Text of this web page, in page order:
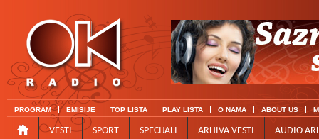
PROGRAM EMISIJE TOP LISTA PLAY LISTA O NAMA ABOUT US
VESTI SPORT SPECIJALI ARHIVA VESTI AUDIO